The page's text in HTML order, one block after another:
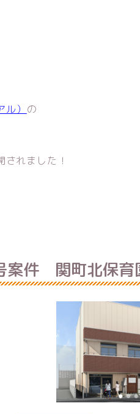
） の
されました！
件 関町北保育